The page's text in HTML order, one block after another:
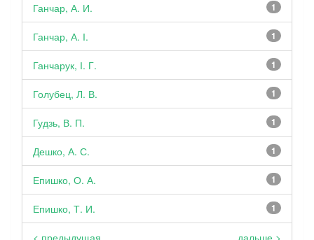
1
Ганчар, А. И.
1
Ганчар, А. І.
1
Ганчарук, І. Г.
1
Голубец, Л. В.
1
Гудзь, В. П.
1
Дешко, А. С.
1
Епишко, О. А.
1
Епишко, Т. И.